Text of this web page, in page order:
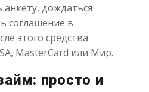
от 1до 21 дня
дождаться
соглашение в
этого средства
MasterCard или Мир.
просто и